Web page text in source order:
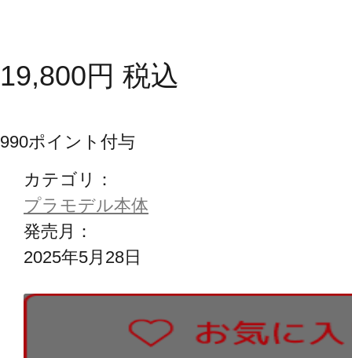
19,800円 税込
990ポイント付与
カテゴリ：
プラモデル本体
発売月：
2025年5月28日